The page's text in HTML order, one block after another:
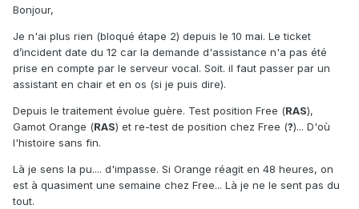
Bonjour,
Je n'ai plus rien (bloqué étape 2) depuis le 10 mai. Le ticket
d’incident date du 12 car la demande d'assistance n'a pas été
prise en compte par le serveur vocal. Soit. il faut passer par un
assistant en chair et en os (si je puis dire).
Depuis le traitement évolue guère. Test position Free (RAS),
Gamot Orange (RAS) et re-test de position chez Free (?)... D'où
l'histoire sans fin.
Là je sens la pu.... d'impasse. Si Orange réagit en 48 heures, on
est à quasiment une semaine chez Free... Là je ne le sent pas du
tout.